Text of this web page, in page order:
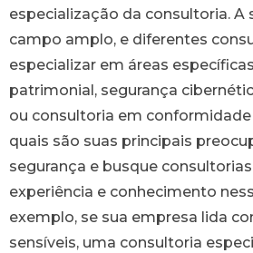
especialização da consultoria. A
campo amplo, e diferentes
especializar em áreas
patrimonial, segurança
ou consultoria em
quais são suas principais
segurança e busque
experiência e conhecimento
exemplo, se sua empresa lida
sensíveis, uma consultoria